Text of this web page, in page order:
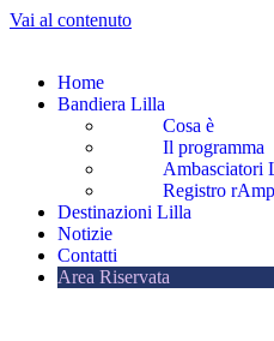
Vai al contenuto
Home
Bandiera Lilla
Cosa è
Il programma
Ambasciatori
Registro
Destinazioni Lilla
Notizie
Contatti
Area Riservata